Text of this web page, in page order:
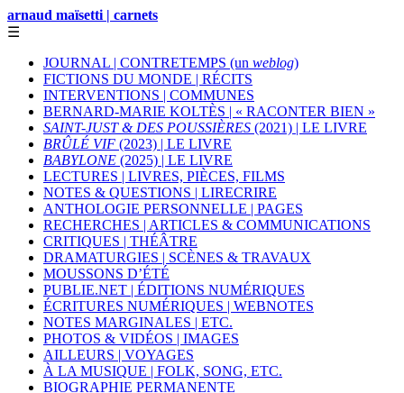
arnaud maïsetti | carnets
☰
JOURNAL | CONTRETEMPS (un weblog)
FICTIONS DU MONDE | RÉCITS
INTERVENTIONS | COMMUNES
BERNARD-MARIE KOLTÈS | « RACONTER BIEN »
SAINT-JUST & DES POUSSIÈRES (2021) | LE LIVRE
BRÛLÉ VIF (2023) | LE LIVRE
BABYLONE (2025) | LE LIVRE
LECTURES | LIVRES, PIÈCES, FILMS
NOTES & QUESTIONS | LIRECRIRE
ANTHOLOGIE PERSONNELLE | PAGES
RECHERCHES | ARTICLES & COMMUNICATIONS
CRITIQUES | THÉÂTRE
DRAMATURGIES | SCÈNES & TRAVAUX
MOUSSONS D’ÉTÉ
PUBLIE.NET | ÉDITIONS NUMÉRIQUES
ÉCRITURES NUMÉRIQUES | WEBNOTES
NOTES MARGINALES | ETC.
PHOTOS & VIDÉOS | IMAGES
AILLEURS | VOYAGES
À LA MUSIQUE | FOLK, SONG, ETC.
BIOGRAPHIE PERMANENTE